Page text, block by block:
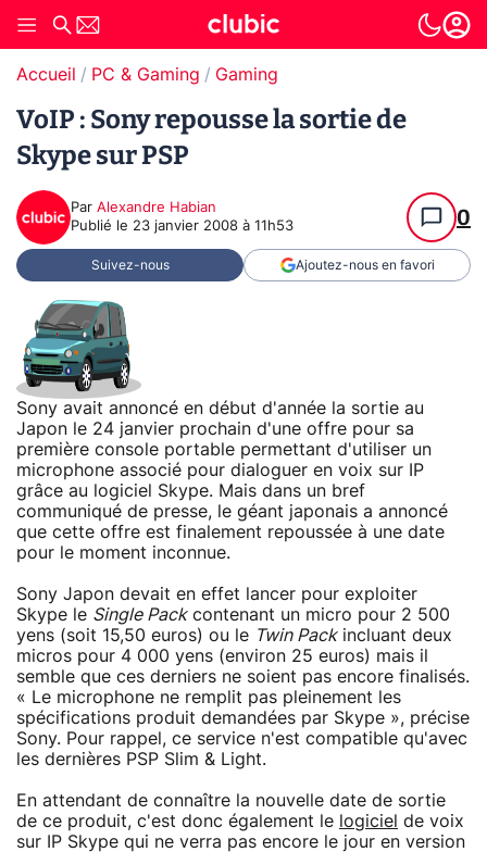
Accueil PC & Gaming Gaming
VoIP : Sony repousse la sortie de
Skype sur PSP
Par Alexandre Habian
Publié le 23 janvier 2008 à 11h53 0
Suivez-nous Ajoutez-nous en favori
Sony avait annoncé en début d'année la sortie au
Japon le 24 janvier prochain d'une offre pour sa
première console portable permettant d'utiliser un
microphone associé pour dialoguer en voix sur IP
grâce au logiciel Skype. Mais dans un bref
communiqué de presse, le géant japonais a annoncé
que cette offre est finalement repoussée à une date
pour le moment inconnue.
Sony Japon devait en effet lancer pour exploiter
Skype le Single Packcontenant un micro pour 2 500
yens (soit 15,50 euros) ou le Twin Packincluant deux
micros pour 4 000 yens (environ 25 euros) mais il
semble que ces derniers ne soient pas encore finalisés.
« Le microphone ne remplit pas pleinement les
spécifications produit demandées par Skype », précise
Sony. Pour rappel, ce service n'est compatible qu'avec
les dernières PSP Slim & Light.
En attendant de connaître la nouvelle date de sortie
de ce produit, c'est donc également le logiciel de voix
sur IP Skype qui ne verra pas encore le jour en version